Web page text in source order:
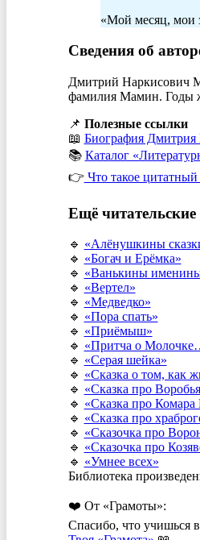
«Мой месяц, мои
Сведения об
Дмитрий Наркисович
фамилия Мамин. Годы
📌 Полезные ссылки
📖 Биография Дмитрия
📚 Каталог
👉 Что такое цитатный
Ещё
🔹 «Алёнушкины
🔹 «Богач и Ерёмка»
🔹 «Ванькины
🔹 «Вертел»
🔹 «Медведко»
🔹 «Пора спать»
🔹 «Приёмыш»
🔹 «Притча о
🔹 «Серая шейка»
🔹 «Сказка о том, как
🔹 «Сказка про
🔹 «Сказка про
🔹 «Сказка про
🔹 «Сказочка про
🔹 «Сказочка про
🔹 «Умнее всех»
Библиотека
❤️ От «Грамоты»:
Спасибо, что учишься